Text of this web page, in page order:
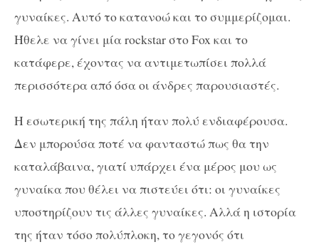
γυναίκες. Aυτό το κατανοώ και το συμμερίζομαι.
Ήθελε να γίνει μία rockstar στο Fox και το
κατάφερε, έχοντας να αντιμετωπίσει πολλά
περισσότερα από όσα οι άνδρες παρουσιαστές.
Η εσωτερική της πάλη ήταν πολύ ενδιαφέρουσα.
Δεν μπορούσα ποτέ να φανταστώ πως θα την
καταλάβαινα, γιατί υπάρχει ένα μέρος μου ως
γυναίκα που θέλει να πιστεύει ότι: οι γυναίκες
υποστηρίζουν τις άλλες γυναίκες. Αλλά η ιστορία
της ήταν τόσο πολύπλοκη, το γεγονός ότι